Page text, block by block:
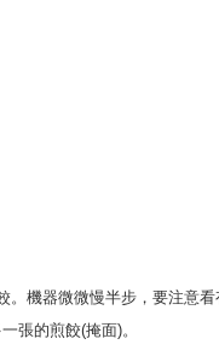
。機器微微慢半步，要注意
張的煎餃(掩面)。